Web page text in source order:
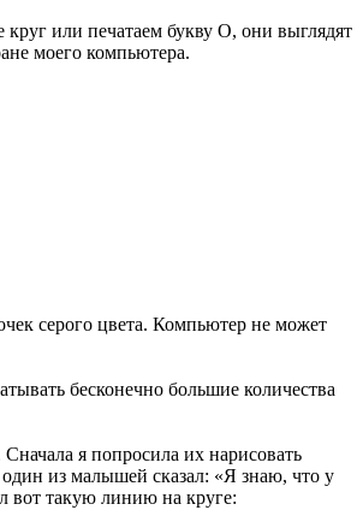
или печатаем букву О, они выглядят
моего компьютера.
серого цвета. Компьютер не может
бесконечно большие количества
я попросила их нарисовать
из малышей сказал: «Я знаю, что у
вот такую линию на круге: